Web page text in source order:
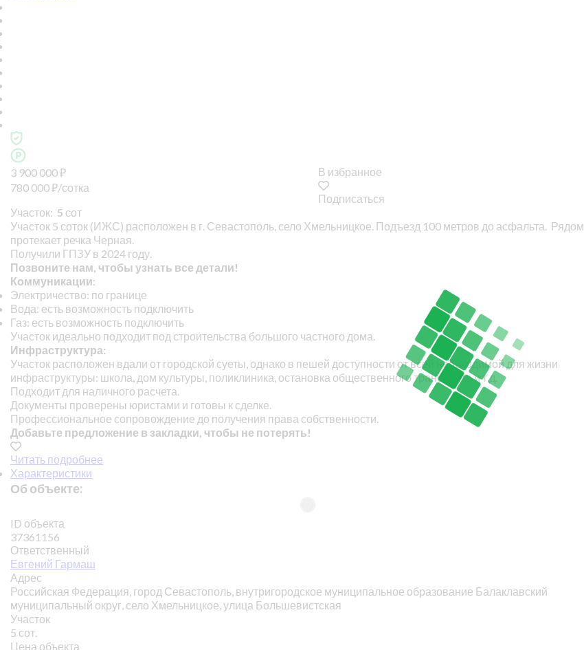
3 900 000₽
780 000₽/сотка
В избранное
Подписаться
Участок: 5 сот
Участок 5 соток (ИЖС) расположен в г. Севастополь, село Хмельницкое. Подъезд 100 метров до асфальта. Рядом
протекает речка Черная.
Получили ГПЗУ в 2024 году.
Позвоните нам, чтобы узнать все детали!
Коммуникации:
Электричество: по границе
Вода: есть возможность подключить
Газ: есть возможность подключить
Участок идеально подходит под строительства большого частного дома.
Инфраструктура:
Участок расположен вдали от городской суеты, однако в пешей доступности от всей необходимой для жизни
инфраструктуры: школа, дом культуры, поликлиника, остановка общественного транспорта и т.д.
Подходит для наличного расчета.
Документы проверены юристами и готовы к сделке.
Профессиональное сопровождение до получения права собственности.
Добавьте предложение в закладки, чтобы не потерять!
Читать подробнее
Характеристики
Об объекте:
ID объекта
37361156
Ответственный
Евгений Гармаш
Адрес
Российская Федерация, город Севастополь, внутригородское муниципальное образование Балаклавский
муниципальный округ, село Хмельницкое, улица Большевистская
Участок
5 сот.
Цена объекта